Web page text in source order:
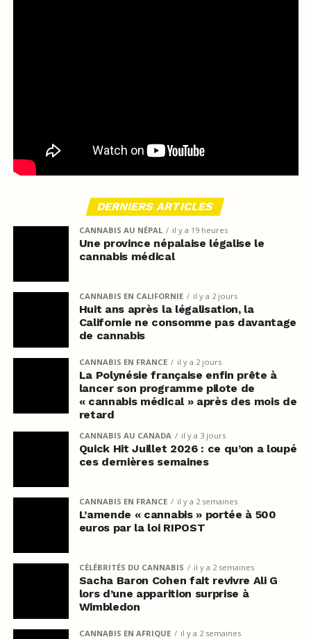
DERNIERS ARTICLES
CANNABIS AU NÉPAL il y a 19 heures
Une province népalaise légalise le
cannabis médical
CANNABIS EN CALIFORNIE il y a 2 jours
Huit ans après la légalisation, la
Californie ne consomme pas davantage
de cannabis
CANNABIS EN FRANCE il y a 2 jours
La Polynésie française enfin prête à
lancer son programme pilote de
« cannabis médical » après des mois de
retard
CANNABIS AU CANADA il y a 3 jours
Quick Hit Juillet 2026 : ce qu’on a loupé
ces dernières semaines
CANNABIS EN FRANCE il y a 2 semaines
L’amende « cannabis » portée à 500
euros par la loi RIPOST
CÉLÉBRITÉS DU CANNABIS il y a 2 semaines
Sacha Baron Cohen fait revivre Ali G
lors d’une apparition surprise à
Wimbledon
CANNABIS EN AFRIQUE il y a 2 semaines